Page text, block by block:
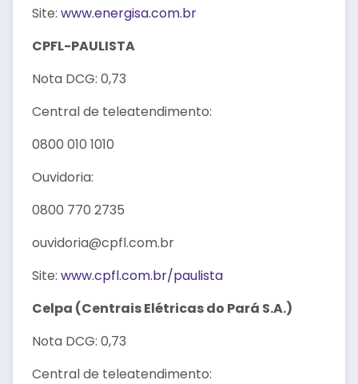
Site: www.energisa.com.br
CPFL-PAULISTA
Nota DCG: 0,73
Central de teleatendimento:
0800 010 1010
Ouvidoria:
0800 770 2735
ouvidoria@cpfl.com.br
Site: www.cpfl.com.br/paulista
Celpa (Centrais Elétricas do Pará S.A.)
Nota DCG: 0,73
Central de teleatendimento: